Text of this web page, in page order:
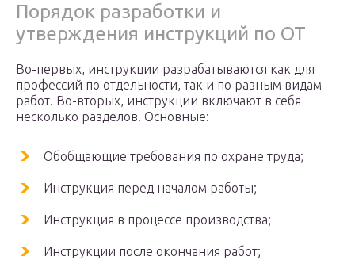
Порядок разработки и
утверждения инструкций по ОТ
Во-первых, инструкции разрабатываются как для
профессий по отдельности, так и по разным видам
работ. Во-вторых, инструкции включают в себя
несколько разделов. Основные:
Обобщающие требования по охране труда;
Инструкция перед началом работы;
Инструкция в процессе производства;
Инструкции после окончания работ;